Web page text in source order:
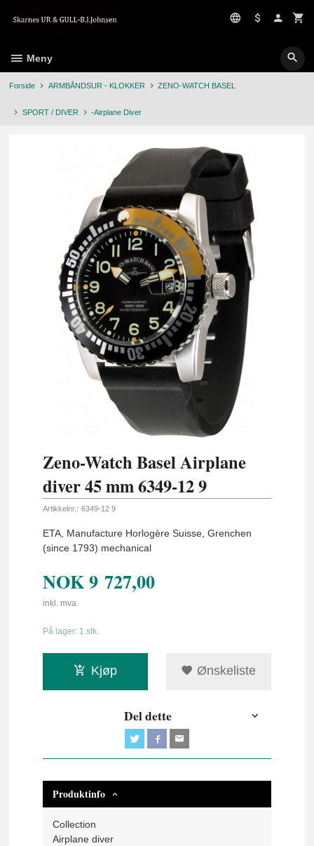
Meny
Forside ARMBÅNDSUR - KLOKKER ZENO-WATCH BASEL
SPORT / DIVER -Airplane Diver
Zeno-Watch Basel Airplane
diver 45 mm 6349-12 9
Artikkelnr.: 6349-12 9
ETA, Manufacture Horlogère Suisse, Grenchen
(since 1793) mechanical
NOK9 727,00
inkl. mva.
På lager: 1 stk.
Kjøp Ønskeliste
Del dette
Produktinfo
Collection
Airplane diver